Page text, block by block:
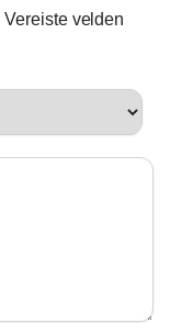
Vereiste velden